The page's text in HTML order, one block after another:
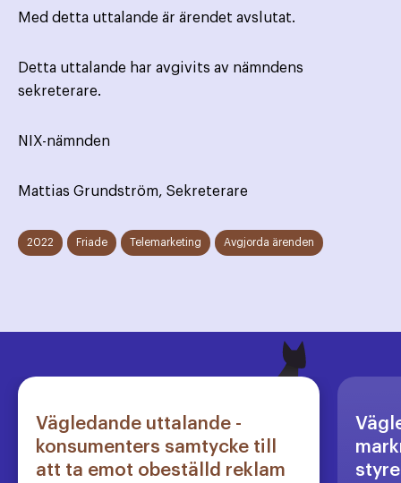
Med detta uttalande är ärendet avslutat.
Detta uttalande har avgivits av nämndens
sekreterare.
NIX-nämnden
Mattias Grundström, Sekreterare
2022 Friade Telemarketing Avgjorda ärenden
Vägledande uttalande -
konsumenters samtycke till
att ta emot obeställd reklam